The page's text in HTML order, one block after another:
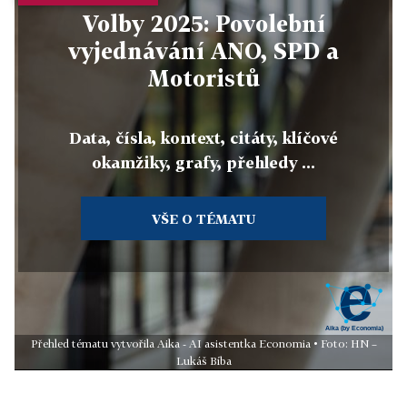
Volby 2025: Povolební
vyjednávání ANO, SPD a
Motoristů
Data, čísla, kontext, citáty, klíčové
okamžiky, grafy, přehledy ...
VŠE O TÉMATU
Přehled tématu vytvořila Aika - AI asistentka Economia • Foto: HN –
Lukáš Bíba